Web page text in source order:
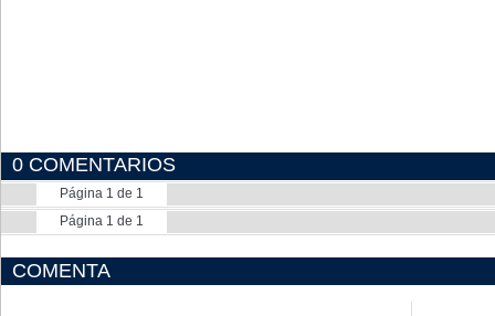
0 COMENTARIOS
Página 1 de 1
Página 1 de 1
COMENTA